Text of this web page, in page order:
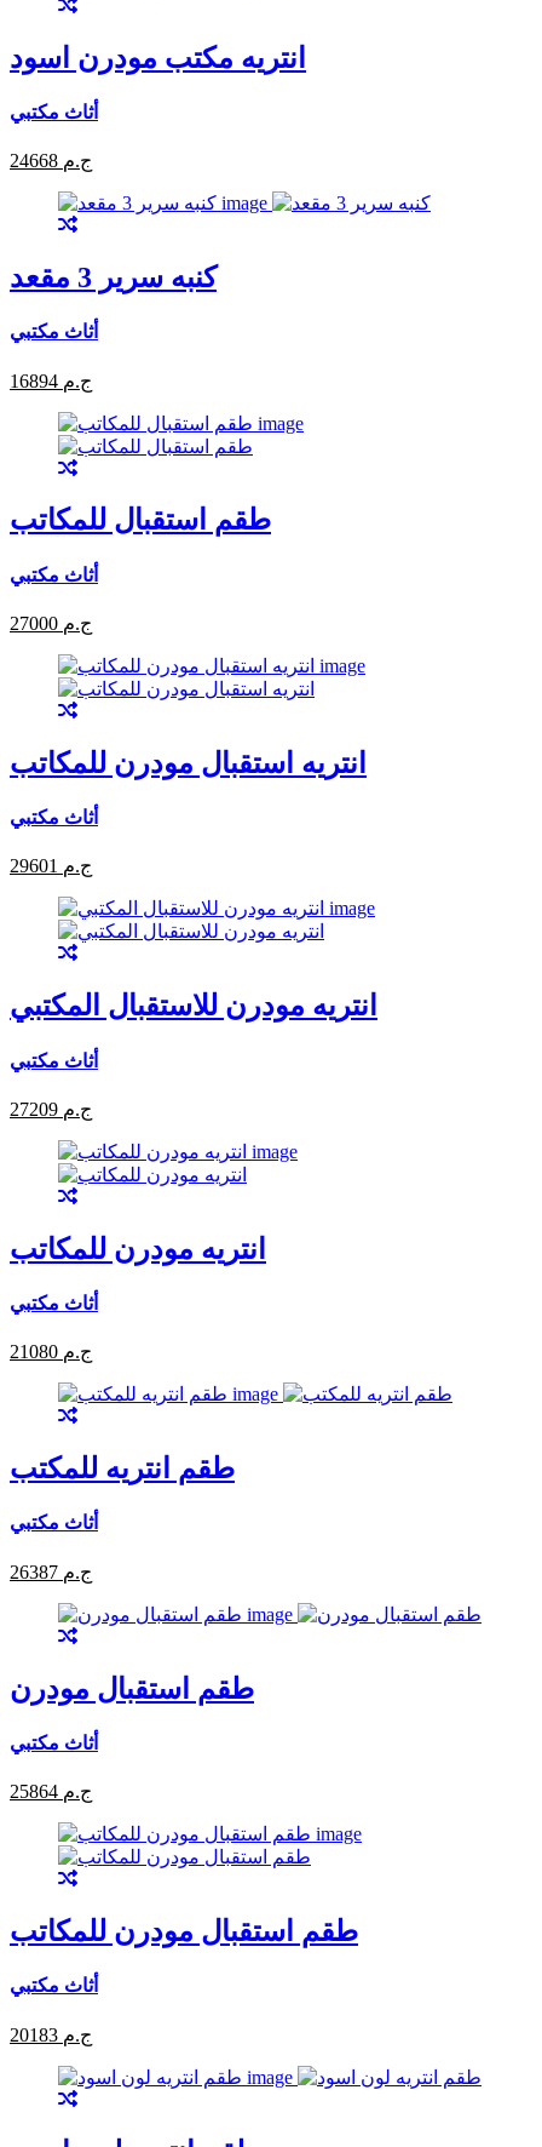
انتريه مكتب مودرن اسود
أثاث مكتبي
24668 ج.م
كنبه سرير 3 مقعد
أثاث مكتبي
16894 ج.م
طقم استقبال للمكاتب
أثاث مكتبي
27000 ج.م
انتريه استقبال مودرن للمكاتب
أثاث مكتبي
29601 ج.م
انتريه مودرن للاستقبال المكتبي
أثاث مكتبي
27209 ج.م
انتريه مودرن للمكاتب
أثاث مكتبي
21080 ج.م
طقم انتريه للمكتب
أثاث مكتبي
26387 ج.م
طقم استقبال مودرن
أثاث مكتبي
25864 ج.م
طقم استقبال مودرن للمكاتب
أثاث مكتبي
20183 ج.م